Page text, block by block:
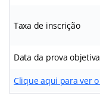
Taxa de inscrição
Data da prova objetiva
Clique aqui para ver o